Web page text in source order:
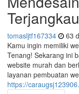
tomasljtf167334 63
Kamu ingin memiliki
Tenang! Sekarang ini
website murah dan
layanan pembuatan
https://